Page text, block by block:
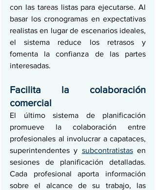
con las tareas listas para ejecutarse. Al
basar los cronogramas en expectativas
realistas en lugar de escenarios ideales,
el sistema reduce los retrasos y
fomenta la confianza de las partes
interesadas.
Facilita la colaboración
comercial
El último sistema de planificación
promueve la colaboración entre
profesionales al involucrar a capataces,
superintendentes y subcontratistas en
sesiones de planificación detalladas.
Cada profesional aporta información
sobre el alcance de su trabajo, las